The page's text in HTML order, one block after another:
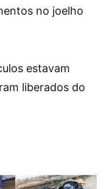
no joelho
estavam
liberados do